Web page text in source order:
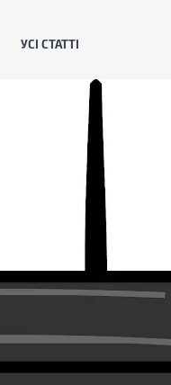
УСІ СТАТТІ